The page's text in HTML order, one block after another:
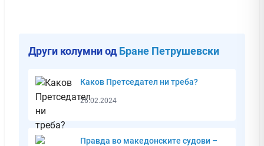
Други колумни од Бране Петрушевски
Каков Претседател ни треба?
26.02.2024
Правда во македонските судови –